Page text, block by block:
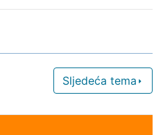
Sljedeća tema